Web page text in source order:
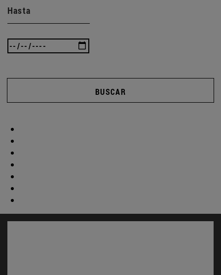
Hasta
BUSCAR